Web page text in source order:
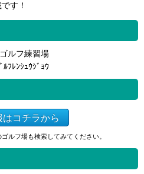
す！
ルフ練習場
ﾙﾌﾚﾝｼｭｳｼﾞｮｳ
はコチラから
ルフ場も検索してみてください。